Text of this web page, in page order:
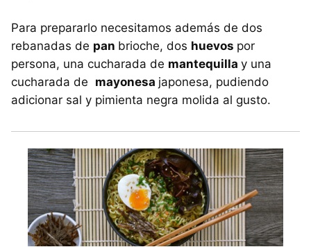
Para prepararlo necesitamos además de dos
rebanadas de pan brioche, dos huevos por
persona, una cucharada de mantequilla y una
cucharada de mayonesa japonesa, pudiendo
adicionar sal y pimienta negra molida al gusto.